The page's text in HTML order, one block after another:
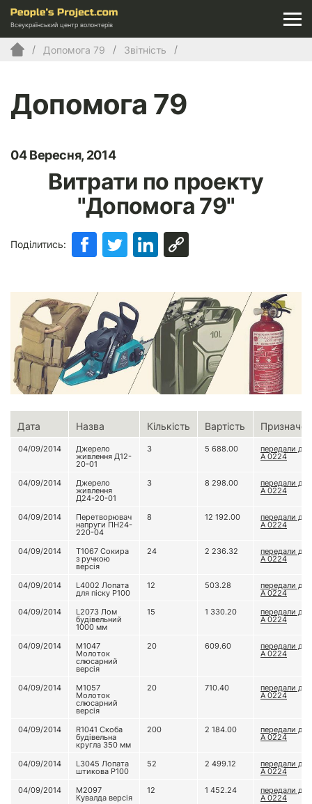
Всеукраїнський центр волонтерів
Допомога 79 Звітність
Допомога 79
04 Вересня, 2014
Витрати по проекту
"Допомога 79"
Поділитись:
Дата Назва Кількість Вартість
04/09/2014 Джерело
живлення Д12-
20-01
3 5 688.00 передали до
А 0224
04/09/2014 Джерело
живлення
Д24-20-01
3 8 298.00 передали до
А 0224
04/09/2014 Перетворювач
напруги ПН24-
220-04
8 12 192.00 передали до
А 0224
04/09/2014 Т1067 Сокира
з ручкою
версія
24 2 236.32 передали до
А 0224
04/09/2014 L4002 Лопата
для піску Р100
12 503.28 передали до
А 0224
04/09/2014
L2073 Лом
будівельний
1000 мм
15 1 330.20 передали до
А 0224
04/09/2014 М1047
Молоток
слюсарний
версія
20 609.60 передали до
А 0224
04/09/2014 М1057
Молоток
слюсарний
версія
20 710.40 передали до
А 0224
04/09/2014 R1041 Скоба
будівельна
кругла 350 мм
200 2 184.00 передали до
А 0224
04/09/2014 L3045 Лопата
штикова Р100
52 2 499.12 передали до
А 0224
04/09/2014
М2097
Кувалда версія
12 1 452.24 передали до
А 0224